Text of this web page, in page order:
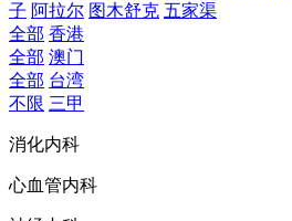
子 阿拉尔 图木舒克 五家渠
全部 香港
全部 澳门
全部 台湾
不限 三甲
消化内科
心血管内科